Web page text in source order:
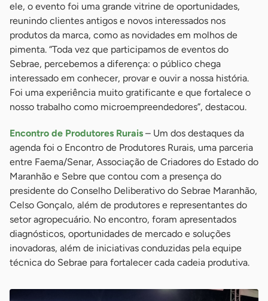
ele, o evento foi uma grande vitrine de oportunidades,
reunindo clientes antigos e novos interessados nos
produtos da marca, como as novidades em molhos de
pimenta. “Toda vez que participamos de eventos do
Sebrae, percebemos a diferença: o público chega
interessado em conhecer, provar e ouvir a nossa história.
Foi uma experiência muito gratificante e que fortalece o
nosso trabalho como microempreendedores”, destacou.
Encontro de Produtores Rurais – Um dos destaques da
agenda foi o Encontro de Produtores Rurais, uma parceria
entre Faema/Senar, Associação de Criadores do Estado do
Maranhão e Sebre que contou com a presença do
presidente do Conselho Deliberativo do Sebrae Maranhão,
Celso Gonçalo, além de produtores e representantes do
setor agropecuário. No encontro, foram apresentados
diagnósticos, oportunidades de mercado e soluções
inovadoras, além de iniciativas conduzidas pela equipe
técnica do Sebrae para fortalecer cada cadeia produtiva.